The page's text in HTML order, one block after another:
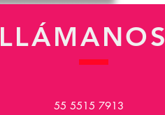
LLÁMANOS
55 5515 7913